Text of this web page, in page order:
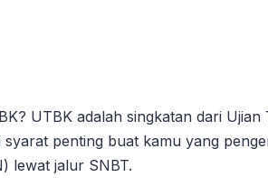
UTBK adalah singkatan dari Ujian
syarat penting buat kamu yang
lewat jalur SNBT.